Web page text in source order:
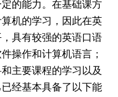
的能力。在基础课方
机的学习，因此在英
具有较强的英语口语
操作和计算机语言；
主要课程的学习以及
经基本具备了以下能